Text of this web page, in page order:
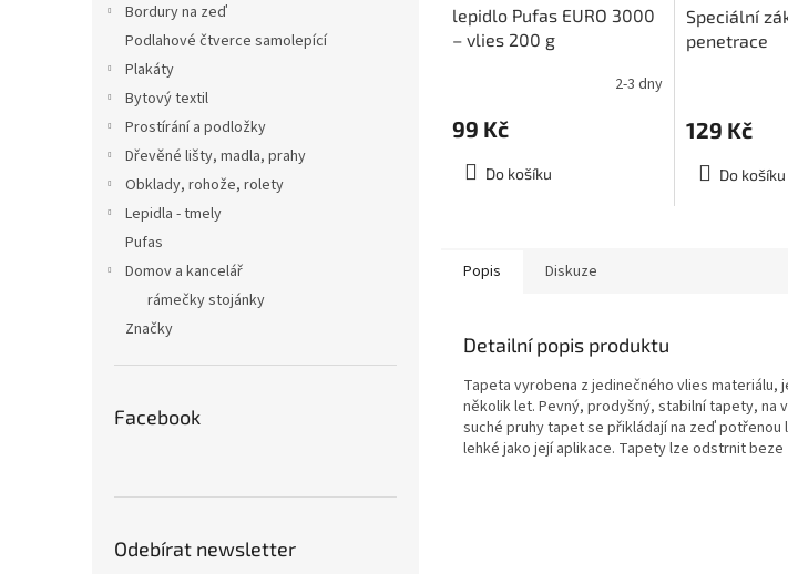
Bordury na zeď
Podlahové čtverce samolepící
Plakáty
Bytový textil
Prostírání a podložky
Dřevěné lišty, madla, prahy
Obklady, rohože, rolety
Lepidla - tmely
Pufas
Domov a kancelář
rámečky stojánky
Značky
Facebook
Odebírat newsletter
lepidlo Pufas EURO 3000
– vlies 200 g
2-3 dny
99 Kč
Do košíku
Speciální
penetrace
129 Kč
Do košíku
Popis Diskuze
Detailní popis produktu
Tapeta vyrobena z jedinečného vlies materiálu,
několik let. Pevný, prodyšný, stabilní tapety, na
suché pruhy tapet se přikládají na zeď
lehké jako její aplikace. Tapety lze odstrnit beze